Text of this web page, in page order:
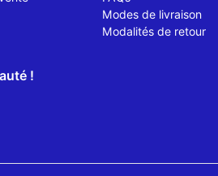
Modes de livraison
Modalités de retour
!